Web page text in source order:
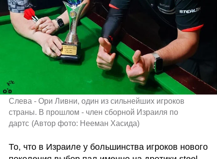
Слева - Ори Ливни, один из сильнейших игроков
страны. В прошлом - член сборной Израиля по
дартс (Автор фото: Нееман Хасида)
То, что в Израиле у большинства игроков нового